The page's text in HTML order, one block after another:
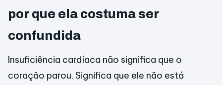
por que ela costuma ser
confundida
Insuficiência cardíaca não significa que o
coração parou. Significa que ele não está